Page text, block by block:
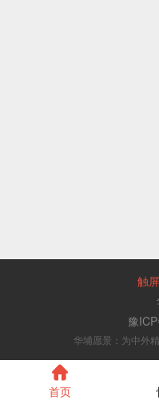
触
豫
华埔愿景：为中外

首页